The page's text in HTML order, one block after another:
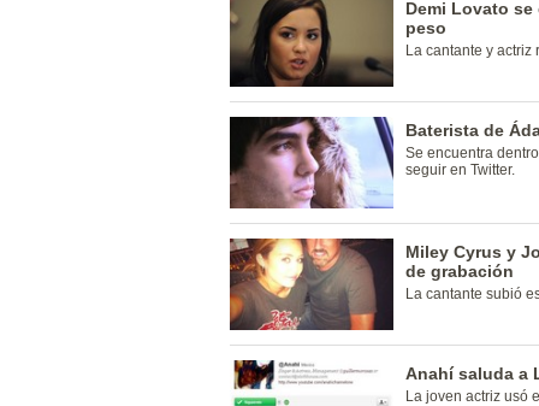
Demi Lovato
peso
La cantante y
Baterista de
Se encuentra
seguir en Twitter.
Miley Cyrus y
de grabación
La cantante subió
Anahí saluda a
La joven actriz usó